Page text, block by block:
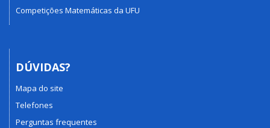
Competições Matemáticas da UFU
DÚVIDAS?
Mapa do site
Telefones
Perguntas frequentes